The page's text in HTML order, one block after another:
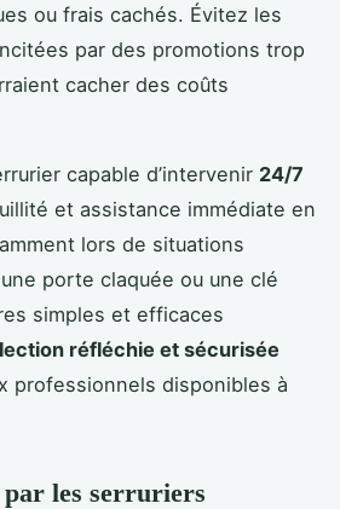
ou frais cachés. Évitez les
par des promotions trop
cacher des coûts
capable d’intervenir 24/7
et assistance immédiate en
lors de situations
porte claquée ou une clé
simples et efficaces
réfléchie et sécurisée
professionnels disponibles à
par les serruriers